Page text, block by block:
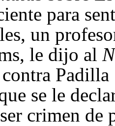
para
un
le dijo al
se le
crimen de